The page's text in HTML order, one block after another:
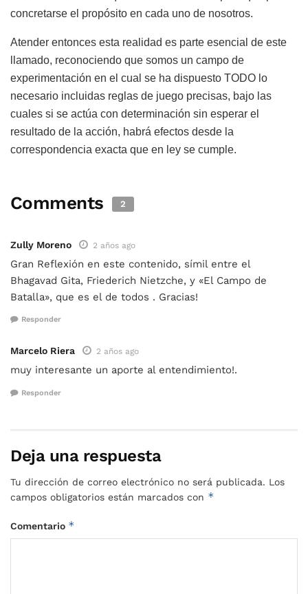
concretarse el propósito en cada uno de nosotros.
Atender entonces esta realidad es parte esencial de este
llamado, reconociendo que somos un campo de
experimentación en el cual se ha dispuesto TODO lo
necesario incluidas reglas de juego precisas, bajo las
cuales si se actúa con determinación sin esperar el
resultado de la acción, habrá efectos desde la
correspondencia exacta que en ley se cumple.
Comments 2
Zully Moreno 2 años ago
Gran Reflexión en este contenido, símil entre el
Bhagavad Gita, Friederich Nietzche, y «El Campo de
Batalla», que es el de todos . Gracias!
Responder
Marcelo Riera 2 años ago
muy interesante un aporte al entendimiento!.
Responder
Deja una respuesta
Tu dirección de correo electrónico no será publicada. Los
campos obligatorios están marcados con *
Comentario *